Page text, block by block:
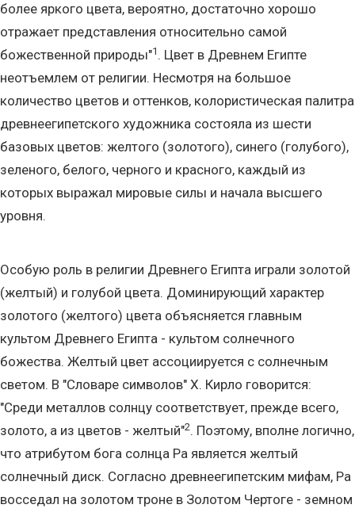
более яркого цвета, вероятно, достаточно хорошо
отражает представления относительно самой
божественной природы"1 . Цвет в Древнем Египте
неотъемлем от религии. Несмотря на большое
количество цветов и оттенков, колористическая палитра
древнеегипетского художника состояла из шести
базовых цветов: желтого (золотого), синего (голубого),
зеленого, белого, черного и красного, каждый из
которых выражал мировые силы и начала высшего
уровня.
Особую роль в религии Древнего Египта играли золотой
(желтый) и голубой цвета. Доминирующий характер
золотого (желтого) цвета объясняется главным
культом Древнего Египта - культом солнечного
божества. Желтый цвет ассоциируется с солнечным
светом. В "Словаре символов" Х. Кирло говорится:
"Среди металлов солнцу соответствует, прежде всего,
золото, а из цветов - желтый"2. Поэтому, вполне логично,
что атрибутом бога солнца Ра является желтый
солнечный диск. Согласно древнеегипетским мифам, Ра
восседал на золотом троне в Золотом Чертоге - земном